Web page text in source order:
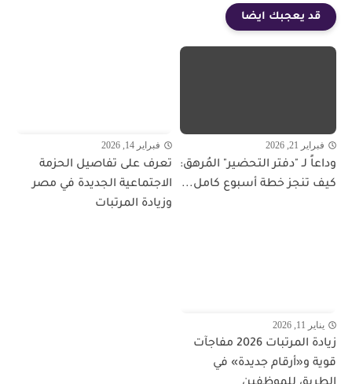
قد يعجبك ايضا
فبراير 21, 2026
وداعاً لـ "دفتر التحضير" المُرهق:
كيف تنجز خطة أسبوع كامل...
فبراير 14, 2026
تعرف على تفاصيل الحزمة
الاجتماعية الجديدة في مصر
وزيادة المرتبات
يناير 11, 2026
زيادة المرتبات 2026 مفاجآت
قوية و«أرقام جديدة» في